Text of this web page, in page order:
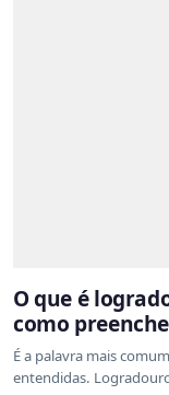
O que é
como
É a palavra mais
entendidas.